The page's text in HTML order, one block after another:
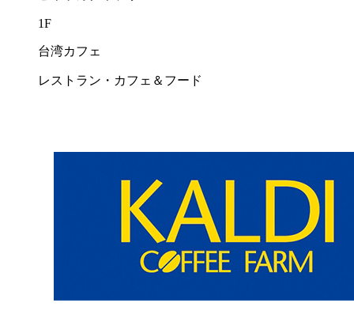
1F
台湾カフェ
レストラン・カフェ＆フード